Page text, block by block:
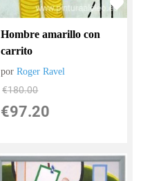
Hombre amarillo con
carrito
porRoger Ravel
€180.00
€97.20